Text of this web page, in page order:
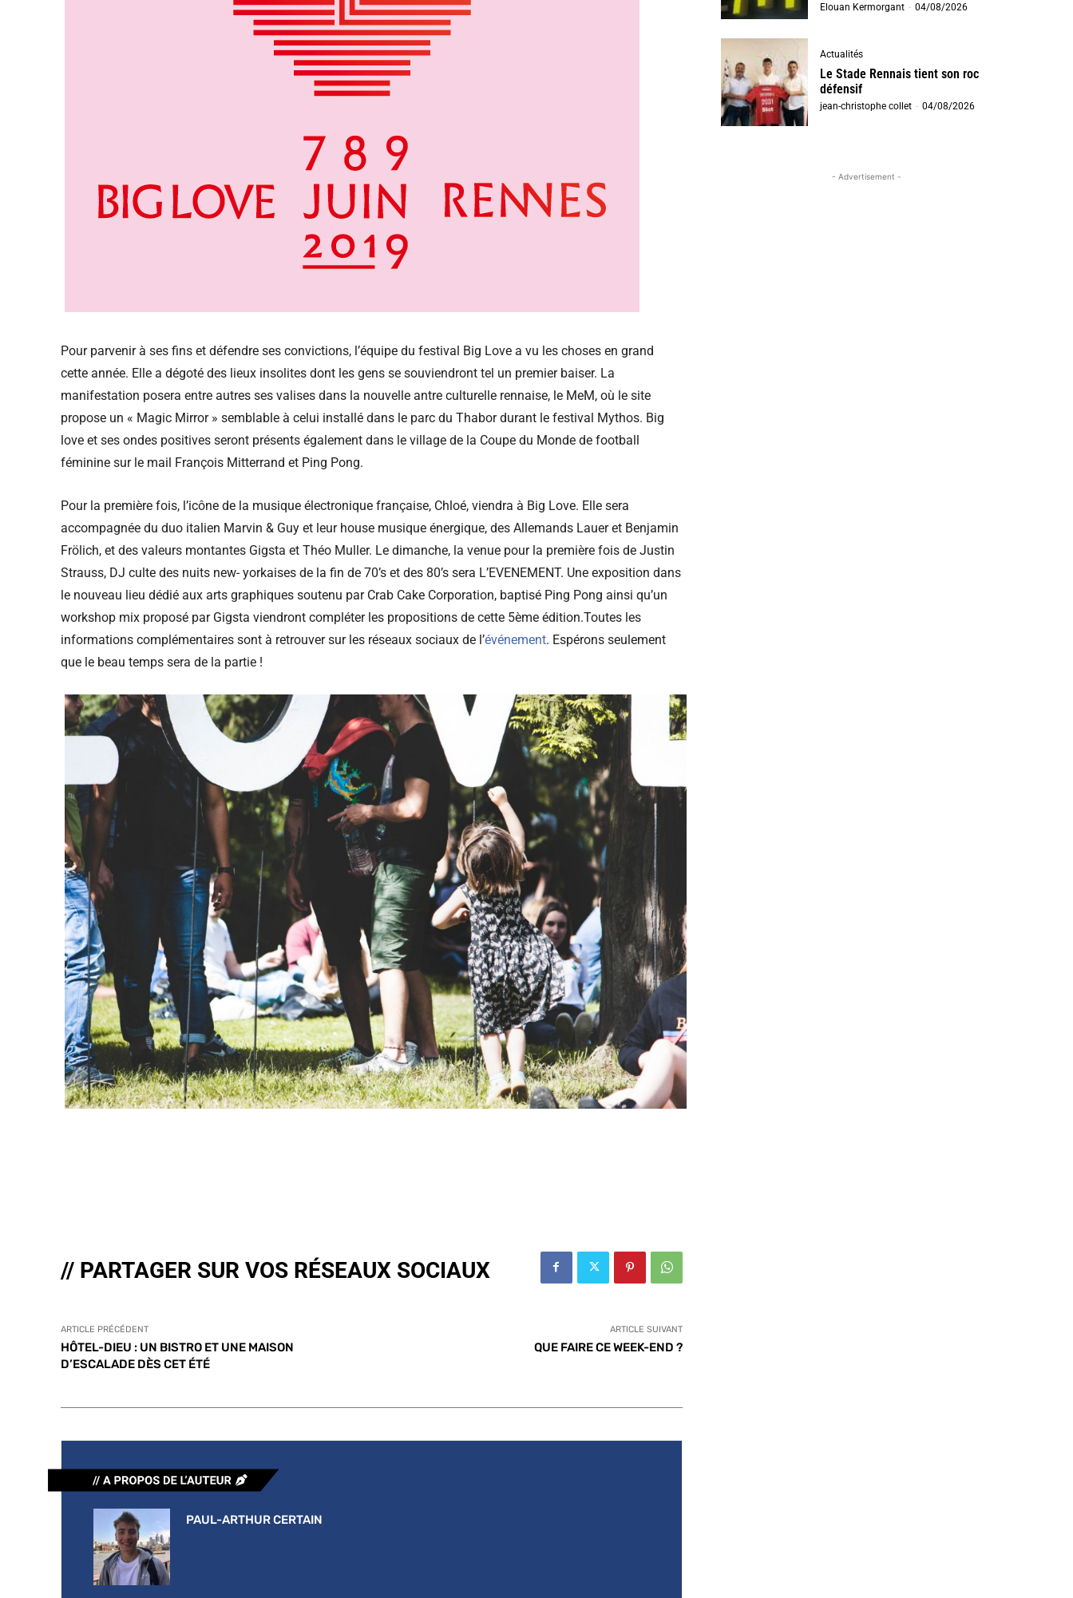
Pour parvenir à ses fins et défendre ses convictions, l’équipe du festival Big Love a vu les choses en grand
cette année. Elle a dégoté des lieux insolites dont les gens se souviendront tel un premier baiser. La
manifestation posera entre autres ses valises dans la nouvelle antre culturelle rennaise, le MeM, où le site
propose un « Magic Mirror » semblable à celui installé dans le parc du Thabor durant le festival Mythos. Big
love et ses ondes positives seront présents également dans le village de la Coupe du Monde de football
féminine sur le mail François Mitterrand et Ping Pong.
Pour la première fois, l’icône de la musique électronique française, Chloé, viendra à Big Love. Elle sera
accompagnée du duo italien Marvin & Guy et leur house musique énergique, des Allemands Lauer et Benjamin
Frölich, et des valeurs montantes Gigsta et Théo Muller. Le dimanche, la venue pour la première fois de Justin
Strauss, DJ culte des nuits new- yorkaises de la fin de 70’s et des 80’s sera L’EVENEMENT. Une exposition dans
le nouveau lieu dédié aux arts graphiques soutenu par Crab Cake Corporation, baptisé Ping Pong ainsi qu’un
workshop mix proposé par Gigsta viendront compléter les propositions de cette 5ème édition.Toutes les
informations complémentaires sont à retrouver sur les réseaux sociaux de l’événement. Espérons seulement
que le beau temps sera de la partie !
// PARTAGER SUR VOS RÉSEAUX SOCIAUX
ARTICLE PRÉCÉDENT
HÔTEL-DIEU : UN BISTRO ET UNE MAISON
D’ESCALADE DÈS CET ÉTÉ
ARTICLE SUIVANT
QUE FAIRE CE WEEK-END ?
PAUL-ARTHUR CERTAIN
Elouan Kermorgant - 04/08/2026
Actualités
Le Stade Rennais tient son roc
défensif
jean-christophe collet - 04/08/2026
- Advertisement -